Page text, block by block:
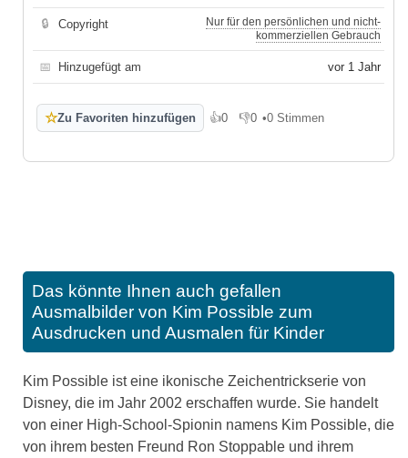
🔒 Copyright
Nur für den persönlichen und nicht-
kommerziellen Gebrauch
📅 Hinzugefügt am vor 1 Jahr
☆Zu Favoriten hinzufügen 👍0
Gefällt mir
👎0
Gefällt mir nicht
•0 Stimmen
Das könnte Ihnen auch gefallen
Ausmalbilder von Kim Possible zum
Ausdrucken und Ausmalen für Kinder
Kim Possible ist eine ikonische Zeichentrickserie von
Disney, die im Jahr 2002 erschaffen wurde. Sie handelt
von einer High-School-Spionin namens Kim Possible, die
von ihrem besten Freund Ron Stoppable und ihrem